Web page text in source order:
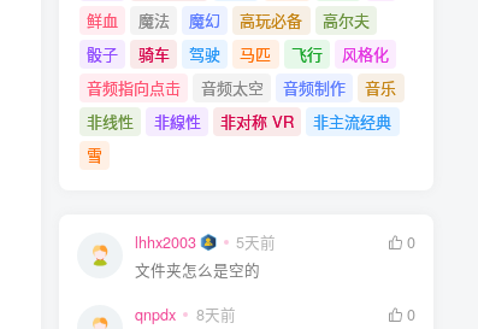
鲜血
魔法 魔幻 高玩必备
高尔夫
骰子
骑车 驾驶 马匹 飞行
风格化
音频指向点击
音频太空 音频制作
音乐
非线性
非線性 非对称 VR
非主流经典
雪
lhhx2003 5天前
0
文件夹怎么是空的
qnpdx 8天前
0